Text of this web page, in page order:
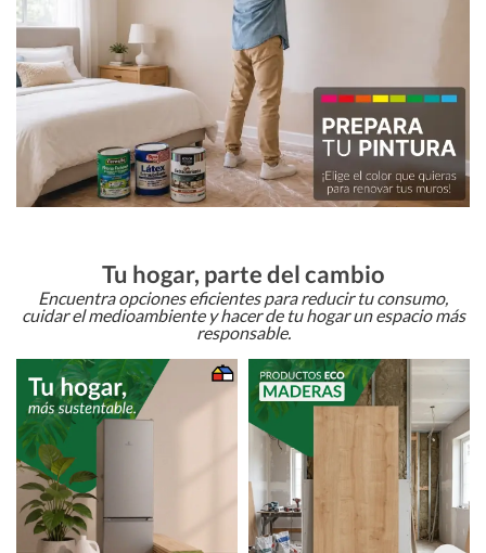
Tu hogar, parte del cambio
Encuentra opciones eficientes para reducir tu consumo,
cuidar el medioambiente y hacer de tu hogar un espacio más
responsable.